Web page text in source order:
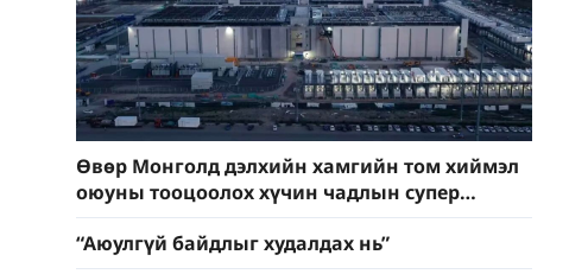
Өвөр Монголд дэлхийн хамгийн том хиймэл
оюуны тооцоолох хүчин чадлын супер
төвийг байгуулжээ
“Аюулгүй байдлыг худалдах нь”